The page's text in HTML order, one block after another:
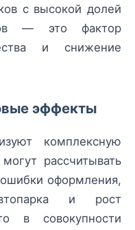
с высокой долей
— это фактор
и снижение
эффекты
комплексную
рассчитывать
оформления,
и рост
в совокупности